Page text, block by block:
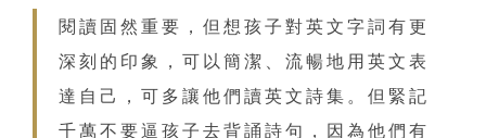
閱讀固然重要，但想孩子對英文字詞有更
深刻的印象，可以簡潔、流暢地用英文表
達自己，可多讓他們讀英文詩集。但緊記
千萬不要逼孩子去背誦詩句，因為他們有